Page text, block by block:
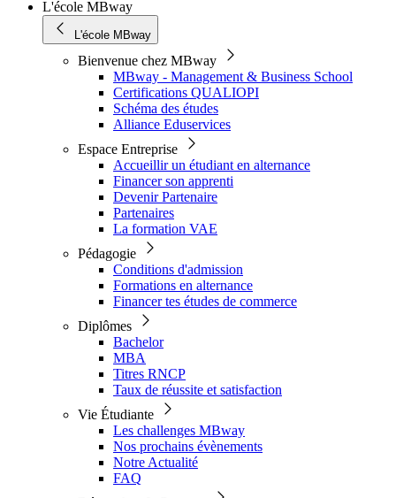
L'école MBway
L'école MBway
Bienvenue chez MBway
MBway - Management & Business School
Certifications QUALIOPI
Schéma des études
Alliance Eduservices
Espace Entreprise
Accueillir un étudiant en alternance
Financer son apprenti
Devenir Partenaire
Partenaires
La formation VAE
Pédagogie
Conditions d'admission
Formations en alternance
Financer tes études de commerce
Diplômes
Bachelor
MBA
Titres RNCP
Taux de réussite et satisfaction
Vie Étudiante
Les challenges MBway
Nos prochains évènements
Notre Actualité
FAQ